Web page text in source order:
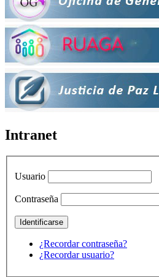
Intranet
Usuario
Contraseña
¿Recordar contraseña?
¿Recordar usuario?